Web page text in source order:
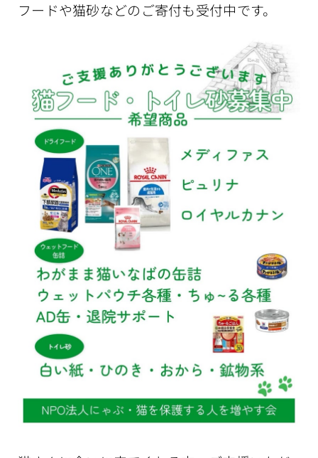
フードや猫砂などのご寄付も受付中です。